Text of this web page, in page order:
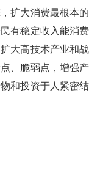
扩大消费最根本
有稳定收入能消
大高技术产业和
、脆弱点，增强
和投资于人紧密